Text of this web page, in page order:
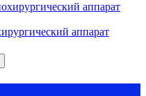
аппарат